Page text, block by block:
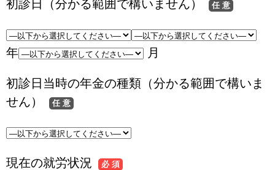
初診日（分かる範囲で構いません） 任 意
年 月
初診日当時の年金の種類（分かる範囲で構いま
せん）
任 意
現在の就労状況 必 須